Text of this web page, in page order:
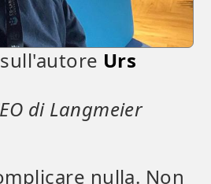
Urs
di Langmeier
nulla. Non